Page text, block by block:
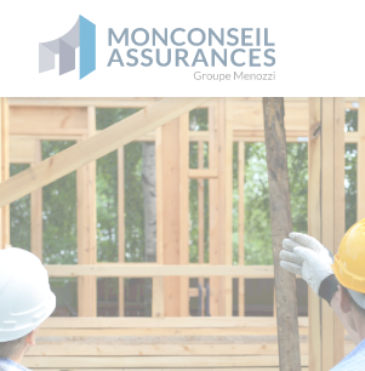
Panneau de gestion des cookies